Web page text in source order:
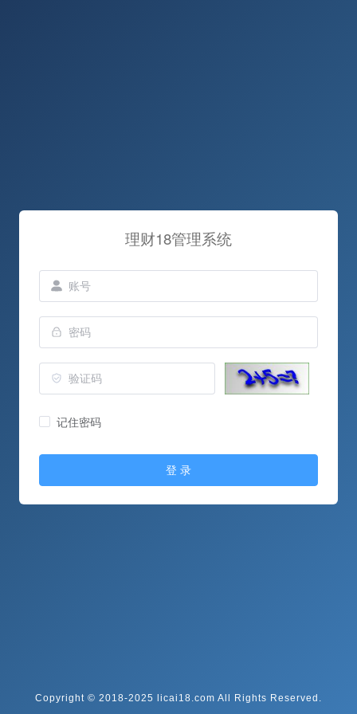
理财18管理系统
记住密码
登 录
Copyright © 2018-2025 licai18.com All Rights Reserved.